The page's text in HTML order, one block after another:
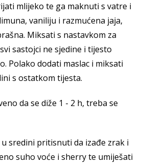
mlijeko te ga maknuti s vatre i
vaniliju i razmućena jaja,
Miksati s nastavkom za
sastojci ne sjedine i tijesto
Polako dodati maslac i miksati
s ostatkom tijesta.
da se diže 1 - 2 h, treba se
u sredini pritisnuti da izađe zrak i
suho voće i sherry te umiješati